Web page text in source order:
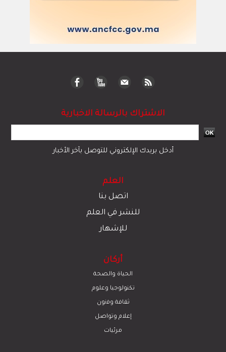
الاشتراك بالرسالة الاخبارية
أدخل بريدك الإلكتروني للتوصل بآخر الأخبار
العلم
اتصل بنا
للنشر في العلم
للإشهار
أركان
الحياة والصحة
تكنولوجيا وعلوم
ﺛﻘﺎﻓﺔ وﻓﻧون
إعلام وتواصل
مرئيات